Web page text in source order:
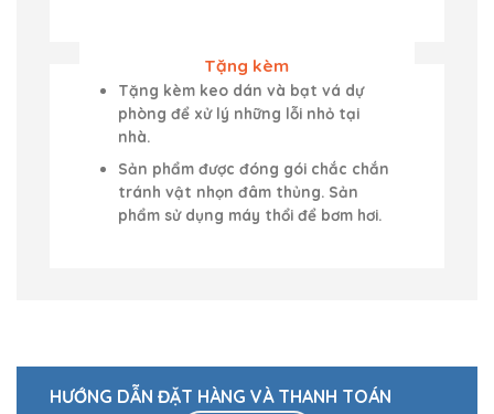
Tặng kèm
Tặng kèm keo dán và bạt vá dự
phòng để xử lý những lỗi nhỏ tại
nhà.
Sản phẩm được đóng gói chắc chắn
tránh vật nhọn đâm thủng. Sản
phẩm sử dụng máy thổi để bơm hơi.
HƯỚNG DẪN ĐẶT HÀNG VÀ THANH TOÁN